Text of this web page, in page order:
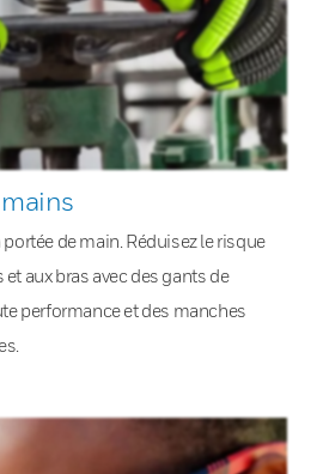
de main. Réduisez le risque
aux bras avec des gants de
performance et des manches